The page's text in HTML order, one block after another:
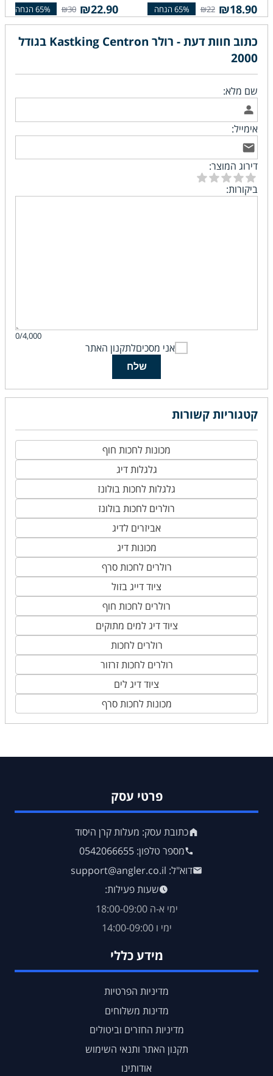
כתוב חוות דעת - רולר Kastking Centron בגודל
2000
שם מלא:
אימייל:
דירוג המוצר:
ביקורות:
0/4,000
אני מסכיםלתקנון האתר
שלח
₪18.90
₪22
₪22.90
₪30
קטגוריות קשורות
מכונות לחכות חוף
גלגלות דיג
גלגלות לחכות בולונז
רולרים לחכות בולונז
אביזרים לדיג
מכונות דיג
רולרים לחכות סרף
ציוד דייג בזול
רולרים לחכות חוף
ציוד דיג למים מתוקים
רולרים לחכות
רולרים לחכות זרזור
ציוד דיג לים
מכונות לחכות סרף
פרטי עסק
כתובת עסק: מעלות קרן היסוד
מספר טלפון: 0542066655
דוא"ל: support@angler.co.il
שעות פעילות:
ימי א-ה 18:00-09:00
ימי ו 14:00-09:00
מידע כללי
מדיניות הפרטיות
מדינות משלוחים
מדיניות החזרים וביטולים
תקנון האתר ותנאי השימוש
אודותינו